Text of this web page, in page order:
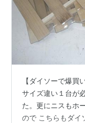
【ダイソーで爆買
サイズ違い１台が
た。更にニスもホ
ので こちらもダイ